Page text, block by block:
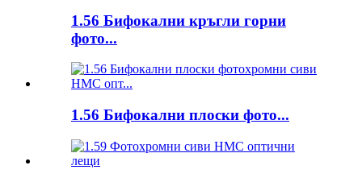
1.56 Бифокални кръгли горни
фото...
1.56 Бифокални плоски фото...